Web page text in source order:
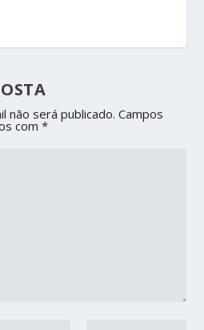
não será publicado. Campos
com*